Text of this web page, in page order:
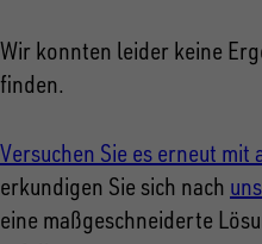
Wir konnten leider keine
finden.
Versuchen Sie es erneut
erkundigen Sie sich nach
eine maßgeschneiderte